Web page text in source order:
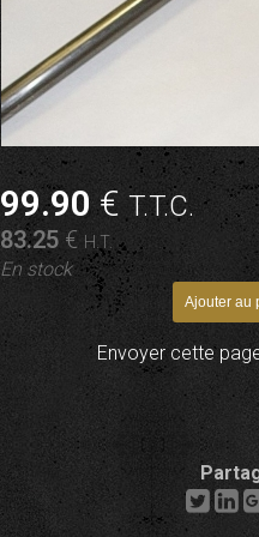
99.90€T.T.C.
83.25 € H.T.
En stock
Envoyer cette